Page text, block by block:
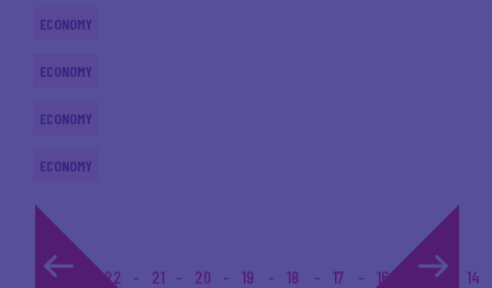
ECONOMY
ECONOMY
ECONOMY
ECONOMY
1... 22 21 20 19 18 17 16 14